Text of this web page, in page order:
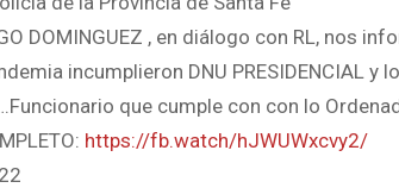
DOMINGUEZ , en diálogo con RL, nos
incumplieron DNU PRESIDENCIAL
que cumple con con lo
https://fb.watch/hJWUWxcvy2/